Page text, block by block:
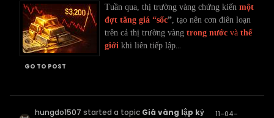
Tuần qua, thị trường vàng chứng kiến một
đợt tăng giá “sốc”, tạo nên cơn điên loạn
trên cả thị trường vàng trong nước và thế
giới khi liên tiếp lập...
GO TO POST
hungdo1507 started a topic Giá vàng lập kỷ
11-04-